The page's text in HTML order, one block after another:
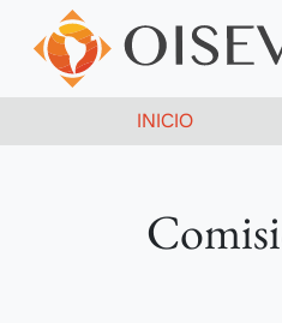
Pasar al contenido principal
Ruta de
INICIO